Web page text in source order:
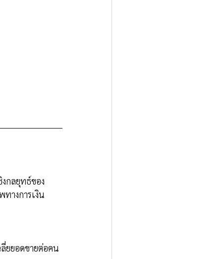
กลยุทธ์ของ
างการเงิน
ยยอดขายต่อคน